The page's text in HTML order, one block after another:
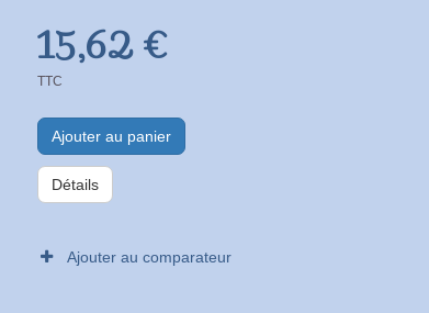
15,62 €
TTC
Ajouter au panier
Détails
Ajouter au comparateur